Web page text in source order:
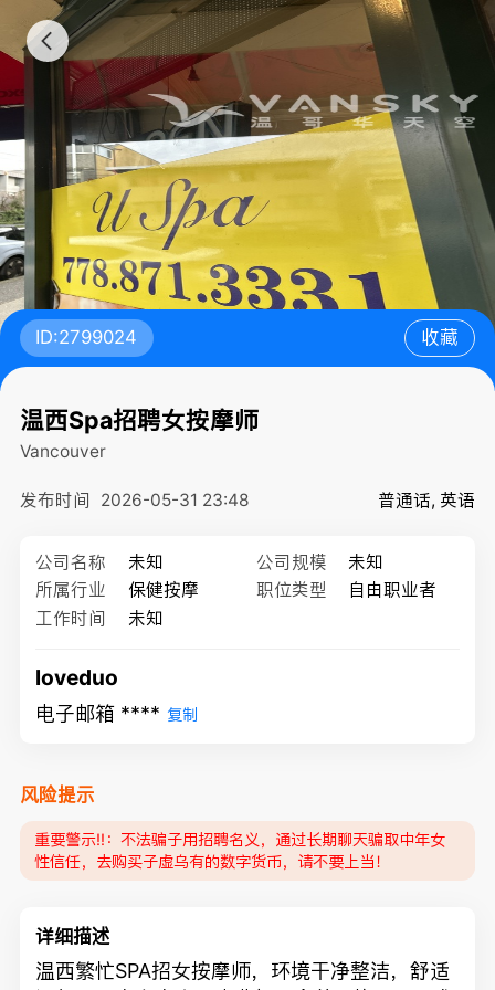
ID:2799024 收藏
温西Spa招聘女按摩师
Vancouver
发布时间 2026-05-31 23:48 普通话, 英语
公司名称 未知 公司规模
未知
所属行业
保健按摩 职位类型
自由职业者
工作时间
未知
loveduo
电子邮箱 **** 复制
风险提示
重要警示‼️：不法骗子用招聘名义，通过长期聊天骗取中年女
性信任，去购买子虚乌有的数字货币，请不要上当！
详细描述
温西繁忙SPA招女按摩师，环境干净整洁，舒适